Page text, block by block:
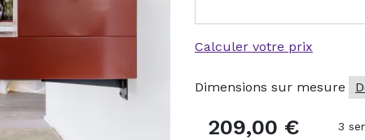
Tapis ethniques Tapis cocooning
ET ACCESSOIRES
ET ACCESSOIRES
Tapis ethniques Tapis cocooning
ET ACCESSOIRES
ET ACCESSOIRES
Calculer votre prix
Dimensions sur mesure
209,00 € 3